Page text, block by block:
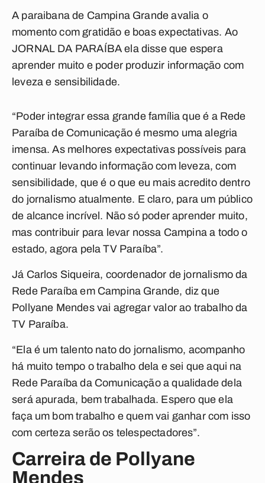
A paraibana de Campina Grande avalia o
momento com gratidão e boas expectativas. Ao
JORNAL DA PARAÍBA ela disse que espera
aprender muito e poder produzir informação com
leveza e sensibilidade.
“Poder integrar essa grande família que é a Rede
Paraíba de Comunicação é mesmo uma alegria
imensa. As melhores expectativas possíveis para
continuar levando informação com leveza, com
sensibilidade, que é o que eu mais acredito dentro
do jornalismo atualmente. E claro, para um público
de alcance incrível. Não só poder aprender muito,
mas contribuir para levar nossa Campina a todo o
estado, agora pela TV Paraíba”.
Já Carlos Siqueira, coordenador de jornalismo da
Rede Paraíba em Campina Grande, diz que
Pollyane Mendes vai agregar valor ao trabalho da
TV Paraíba.
“Ela é um talento nato do jornalismo, acompanho
há muito tempo o trabalho dela e sei que aqui na
Rede Paraíba da Comunicação a qualidade dela
será apurada, bem trabalhada. Espero que ela
faça um bom trabalho e quem vai ganhar com isso
com certeza serão os telespectadores”.
Carreira de Pollyane
Mendes